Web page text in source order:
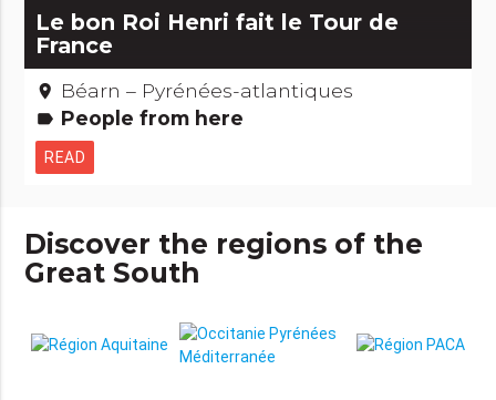
Le bon Roi Henri fait le Tour de
France
place Béarn – Pyrénées-atlantiques
label People from here
READ
Discover the regions of the
Great South